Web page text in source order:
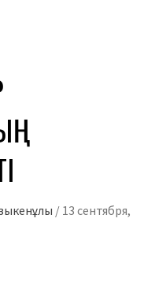
/ 13 сентября,